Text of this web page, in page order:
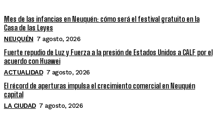
Mes de las infancias en Neuquén: cómo será el festival gratuito en la
Casa de las Leyes
NEUQUÉN 7 agosto, 2026
Fuerte repudio de Luz y Fuerza a la presión de Estados Unidos a CALF por el
acuerdo con Huawei
ACTUALIDAD 7 agosto, 2026
El récord de aperturas impulsa el crecimiento comercial en Neuquén
capital
LA CIUDAD 7 agosto, 2026